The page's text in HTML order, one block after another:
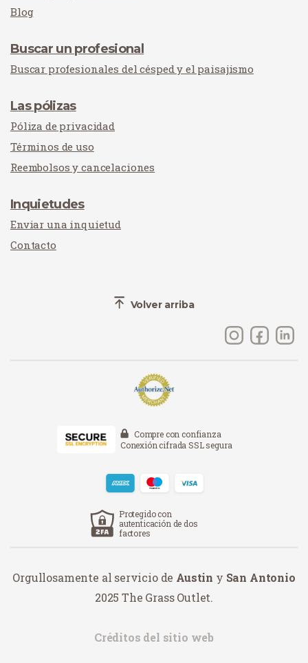
Blog
Buscar un profesional
Buscar profesionales del césped y el paisajismo
Las pólizas
Póliza de privacidad
Términos de uso
Reembolsos y cancelaciones
Inquietudes
Enviar una inquietud
Contacto
Volver arriba
Compre con confianza
Conexión cifrada SSL segura
Protegido con
autenticación de dos
factores
Orgullosamente al servicio de Austin y San Antonio
2025 The Grass Outlet.
Créditos del sitio web